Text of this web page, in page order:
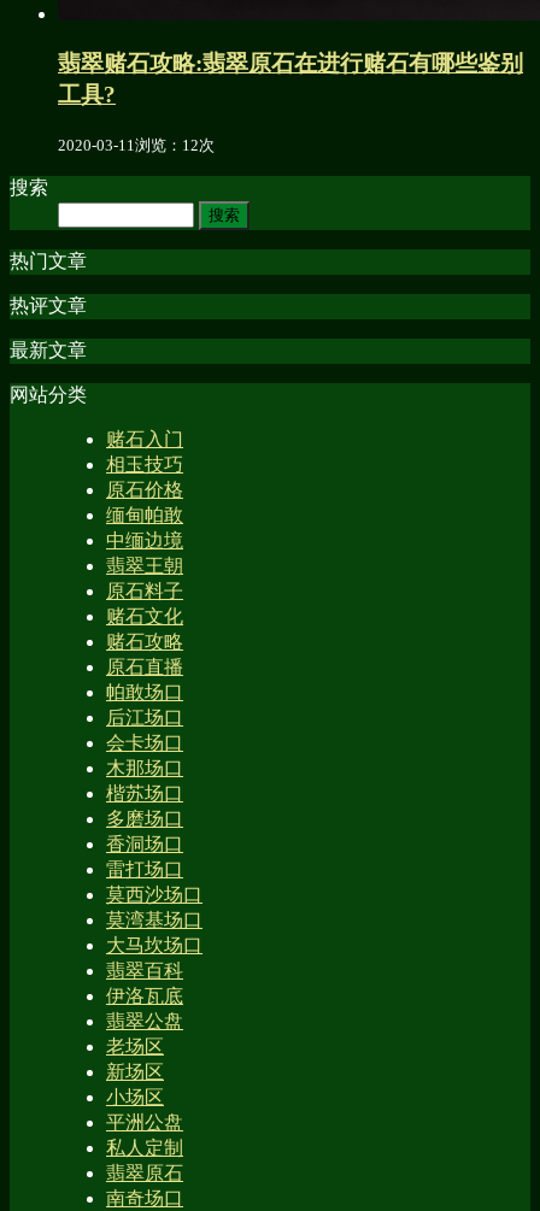
翡翠赌石攻略:翡翠原石在进行赌石有哪些鉴别
工具?
2020-03-11 浏览：12次
搜索
热门文章
热评文章
最新文章
网站分类
赌石入门
相玉技巧
原石价格
缅甸帕敢
中缅边境
翡翠王朝
原石料子
赌石文化
赌石攻略
原石直播
帕敢场口
后江场口
会卡场口
木那场口
楷苏场口
多磨场口
香洞场口
雷打场口
莫西沙场口
莫湾基场口
大马坎场口
翡翠百科
伊洛瓦底
翡翠公盘
老场区
新场区
小场区
平洲公盘
私人定制
翡翠原石
南奇场口